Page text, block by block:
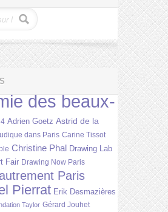
des beaux-
Adrien Goetz Astrid de la
dans Paris Carine Tissot
Christine Phal Drawing Lab
Fair Drawing Now Paris
Paris
Pierrat Erik Desmazières
Taylor Gérard Jouhet